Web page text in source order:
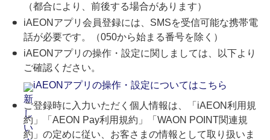
（都合により、前後する場合があります）
iAEONアプリ会員登録には、SMSを受信可能な携帯電
話が必要です。（050から始まる番号を除く）
iAEONアプリの操作・設定に関しましては、以下より
ご確認ください。
iAEONアプリの操作・設定についてはこちら
ご登録時に入力いただく個人情報は、「iAEON利用規
約」「AEON Pay利用規約」「WAON POINT関連規
約」の定めに従い、お客さまの情報として取り扱いま